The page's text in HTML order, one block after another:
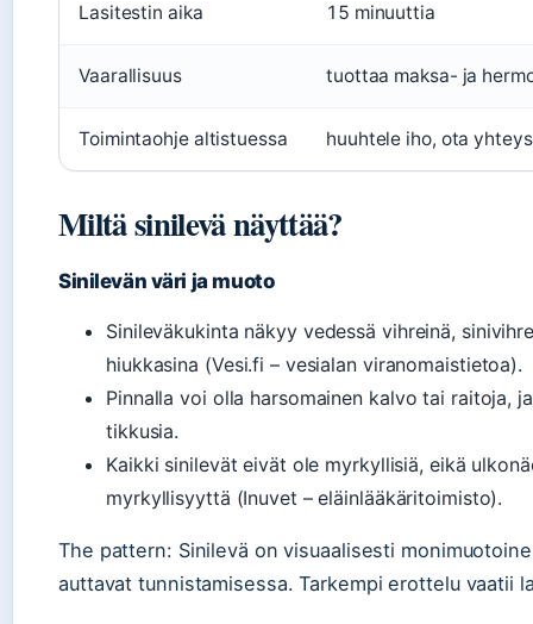
Lasitestin aika 15 minuuttia
Vaarallisuus tuottaa maksa- ja
Toimintaohje altistuessa huuhtele iho, ota
Miltä sinilevä näyttää?
Sinilevän väri ja muoto
Sinileväkukinta näkyy vedessä vihreinä,
hiukkasina (Vesi.fi – vesialan viranomaistietoa).
Pinnalla voi olla harsomainen kalvo tai raitoja,
tikkusia.
Kaikki sinilevät eivät ole myrkyllisiä, eikä
myrkyllisyyttä (Inuvet – eläinlääkäritoimisto).
The pattern: Sinilevä on visuaalisesti
auttavat tunnistamisessa. Tarkempi erottelu vaatii